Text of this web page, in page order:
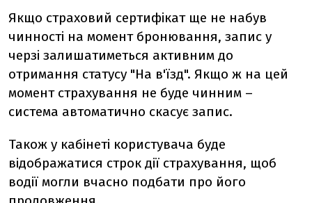
Якщо страховий сертифікат ще не набув
чинності на момент бронювання, запис у
черзі залишатиметься активним до
отримання статусу "На в'їзд". Якщо ж на цей
момент страхування не буде чинним –
система автоматично скасує запис.
Також у кабінеті користувача буде
відображатися строк дії страхування, щоб
водії могли вчасно подбати про його